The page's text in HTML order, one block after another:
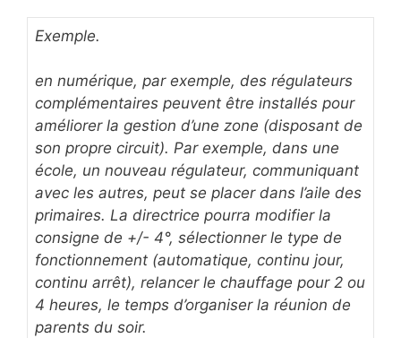
Exemple.
en numérique, par exemple, des régulateurs
complémentaires peuvent être installés pour
améliorer la gestion d’une zone (disposant de
son propre circuit). Par exemple, dans une
école, un nouveau régulateur, communiquant
avec les autres, peut se placer dans l’aile des
primaires. La directrice pourra modifier la
consigne de +/- 4°, sélectionner le type de
fonctionnement (automatique, continu jour,
continu arrêt), relancer le chauffage pour 2 ou
4 heures, le temps d’organiser la réunion de
parents du soir.